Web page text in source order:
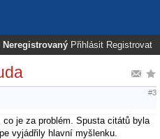
Neregistrovaný Přihlásit Registrovat
#3
je za problém. Spusta citátů byla
vyjádřily hlavní myšlenku.